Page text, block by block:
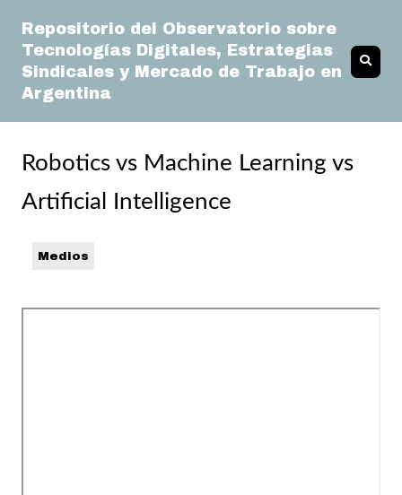
Repositorio del Observatorio sobre
Tecnologías Digitales, Estrategias
Sindicales y Mercado de Trabajo en
Argentina
Robotics vs Machine Learning vs
Artificial Intelligence
Medios